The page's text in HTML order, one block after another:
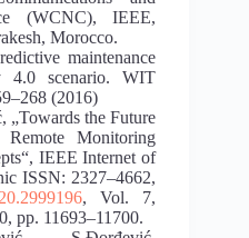
(WCNC), IEEE,
Morocco.
maintenance
4.0 scenario. WIT
–268 (2016)
the Future
Monitoring
IEEE Internet of
ISSN: 2327–4662,
, Vol. 7,
pp. 11693–11700.